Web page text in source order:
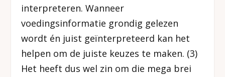
interpreteren. Wanneer
voedingsinformatie grondig gelezen
wordt én juist geïnterpreteerd kan het
helpen om de juiste keuzes te maken. (3)
Het heeft dus wel zin om die mega brei